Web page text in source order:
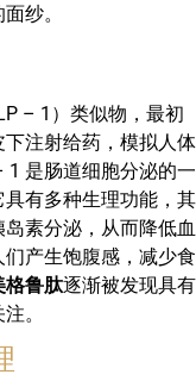
纱。
– 1）类似物，最初
注射给药，模拟人体
1 是肠道细胞分泌的一
有多种生理功能，其
素分泌，从而降低血
产生饱腹感，减少食
格鲁肽逐渐被发现具有
。